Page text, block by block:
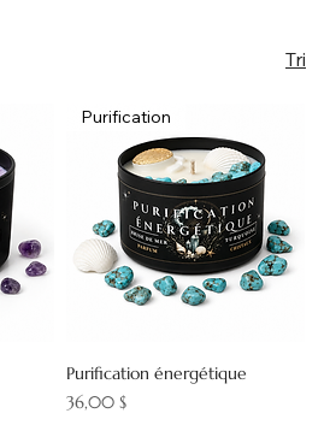
Tri
Purification
Purification énergétique
Prix
36,00 $